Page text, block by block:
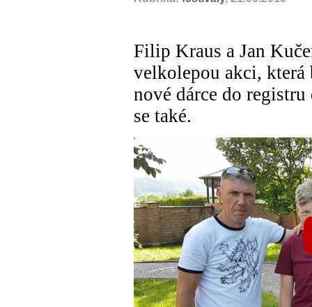
Filip Kraus a Jan
velkolepou akci,
nové dárce do
se také.